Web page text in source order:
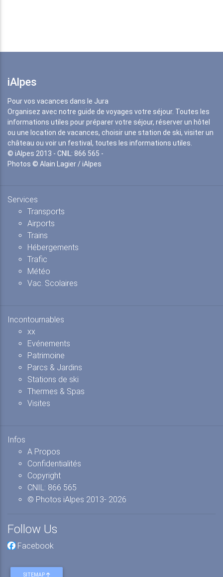
iAlpes
Pour vos vacances dans le Jura
Organisez avec notre guide de voyages votre séjour. Toutes les
informations utiles pour préparer votre séjour, réserver un hôtel
ou une location de vacances, choisir une station de ski, visiter un
château ou voir un festival, toutes les informations utiles.
© iAlpes 2013 - CNIL: 866 565 -
Photos © Alain Lagier / iAlpes
Services
Transports
Airports
Trains
Hébergements
Trafic
Météo
Vac. Scolaires
Incontournables
xx
Evénements
Patrimoine
Parcs & Jardins
Stations de ski
Thermes & Spas
Visites
Infos
A Propos
Confidentialités
Copyright
CNIL: 866 565
© Photos iAlpes 2013- 2026
Follow Us
Facebook
SITEMAP